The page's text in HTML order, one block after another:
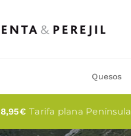
Quesos
8,95€Tarifa plana Península